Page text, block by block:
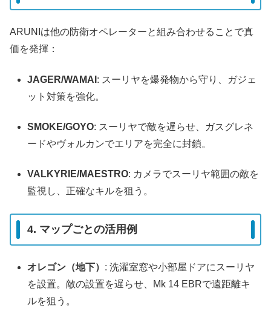
ARUNIは他の防衛オペレーターと組み合わせることで真
価を発揮：
JAGER/WAMAI : スーリヤを爆発物から守り、ガジェ
ット対策を強化。
SMOKE/GOYO: スーリヤで敵を遅らせ、ガスグレネ
ードやヴォルカンでエリアを完全に封鎖。
VALKYRIE/MAESTRO: カメラでスーリヤ範囲の敵を
監視し、正確なキルを狙う。
4. マップごとの活用例
オレゴン（地下） : 洗濯室窓や小部屋ドアにスーリヤ
を設置。敵の設置を遅らせ、Mk 14 EBRで遠距離キ
ルを狙う。